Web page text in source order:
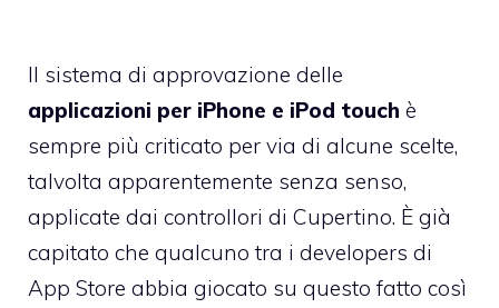
Il sistema di approvazione delle
applicazioni per iPhone e iPod touch è
sempre più criticato per via di alcune scelte,
talvolta apparentemente senza senso,
applicate dai controllori di Cupertino. È già
capitato che qualcuno tra i developers di
App Store abbia giocato su questo fatto così